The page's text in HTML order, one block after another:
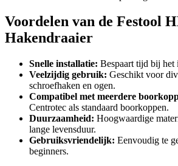
Voordelen van de Festool
Hakendraaier
Snelle installatie: Bespaart tijd bij het
Veelzijdig gebruik: Geschikt voor
schroefhaken en ogen.
Compatibel met meerdere
Centrotec als standaard boorkoppen.
Duurzaamheid: Hoogwaardige
lange levensduur.
Gebruiksvriendelijk: Eenvoudig te
beginners.